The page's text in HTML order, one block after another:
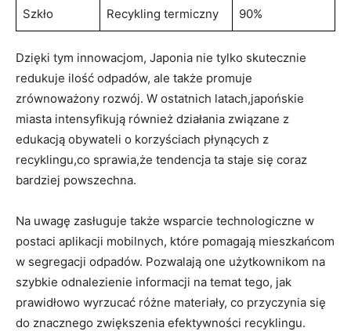
Szkło Recykling termiczny 90%
Dzięki tym innowacjom, Japonia nie tylko skutecznie
redukuje ilość odpadów, ale także promuje
zrównoważony rozwój. W ostatnich latach,japońskie
miasta intensyfikują również działania związane z
edukacją obywateli o korzyściach płynących z
recyklingu,co sprawia,że tendencja ta staje się coraz
bardziej powszechna.
Na uwagę zasługuje także wsparcie technologiczne w
postaci aplikacji mobilnych, które pomagają mieszkańcom
w segregacji odpadów. Pozwalają one użytkownikom na
szybkie odnalezienie informacji na temat tego, jak
prawidłowo wyrzucać różne materiały, co przyczynia się
do znacznego zwiększenia efektywności recyklingu.